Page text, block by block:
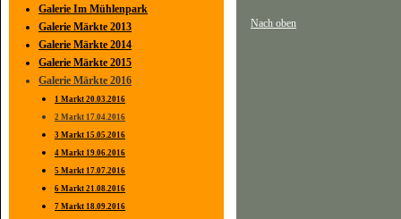
Galerie Im Mühlenpark
Galerie Märkte 2013
Galerie Märkte 2014
Galerie Märkte 2015
Galerie Märkte 2016
1 Markt 20.03.2016
2 Markt 17.04.2016
3 Markt 15.05.2016
4 Markt 19.06.2016
5 Markt 17.07.2016
6 Markt 21.08.2016
7 Markt 18.09.2016
Nach oben